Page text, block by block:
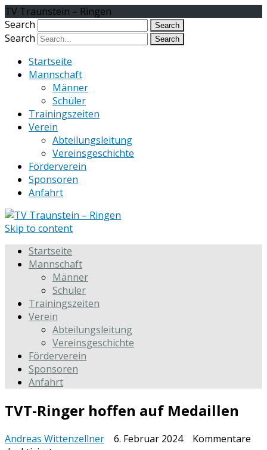
TV Traunstein – Ringen
Search
Search
Startseite
Mannschaft
Männer
Schüler
Trainingszeiten
Verein
Abteilungsleitung
Vereinsgeschichte
Förderverein
Sponsoren
Anfahrt
Skip to content
Startseite
Mannschaft
Männer
Schüler
Trainingszeiten
Verein
Abteilungsleitung
Vereinsgeschichte
Förderverein
Sponsoren
Anfahrt
TVT-Ringer hoffen auf Medaillen
Andreas Wittenzellner 6. Februar 2024
Kommentare